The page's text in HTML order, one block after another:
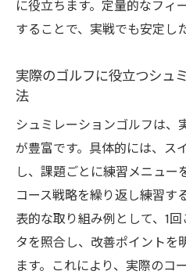
に役立ちます。定量的なフィ
することで、実戦でも安定し
実際のゴルフに役立つシュ
法
シュミレーションゴルフは、
が豊富です。具体的には、ス
し、課題ごとに練習メニュ
コース戦略を繰り返し練習す
表的な取り組み例として、1
タを照合し、改善ポイントを
ます。これにより、実際のコ